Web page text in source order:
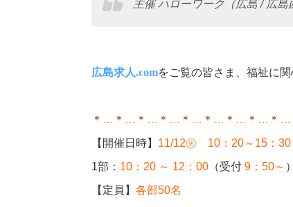
主催 ハローワーク（広島 / 広島
広島求人.comをご覧の皆さま、福祉に
＊ … ＊ … ＊ … ＊ … ＊ … ＊ … ＊ … ＊ … ＊ …
【 開催日時】 11/12㊋ 10：20～15：30
1部： 10：20 ～ 12：00 （受付 9：50～
【定員】 各部50名